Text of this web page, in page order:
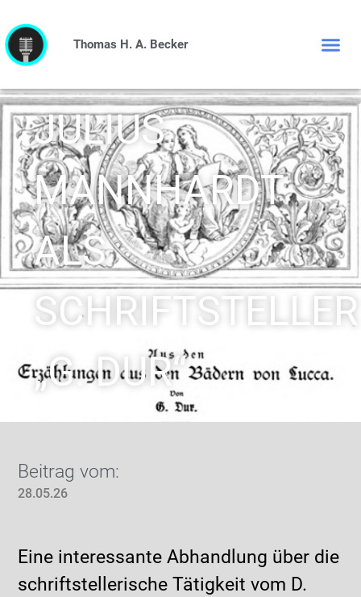
Thomas H. A. Becker
JULIUS
MANNHARDT
ALS
SCHRIFTSTELLER
„G. DUR“
Beitrag vom:
28.05.26
Eine interessante Abhandlung über die
schriftstellerische Tätigkeit vom D.